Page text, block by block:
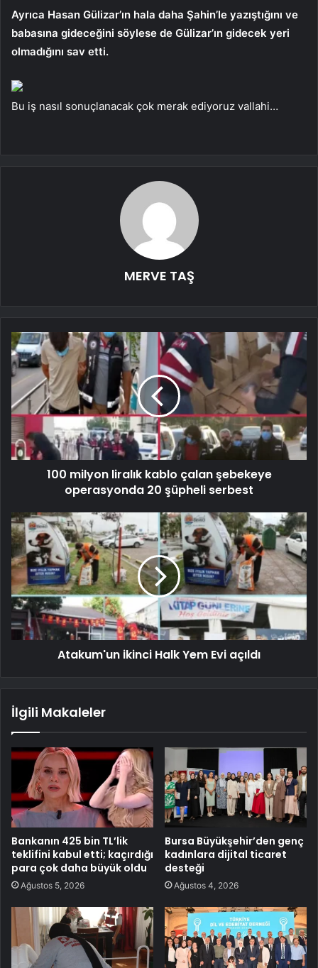
Ayrıca Hasan Gülizar’ın hala daha Şahin’le yazıştığını ve
babasına gideceğini söylese de Gülizar’ın gidecek yeri
olmadığını sav etti.
Bu iş nasıl sonuçlanacak çok merak ediyoruz vallahi…
MERVE TAŞ
100 milyon liralık kablo çalan şebekeye
operasyonda 20 şüpheli serbest
Atakum'un ikinci Halk Yem Evi açıldı
İlgili Makaleler
Bankanın 425 bin TL’lik
teklifini kabul etti; kaçırdığı
para çok daha büyük oldu
Ağustos 5, 2026
Bursa Büyükşehir’den genç
kadınlara dijital ticaret
desteği
Ağustos 4, 2026